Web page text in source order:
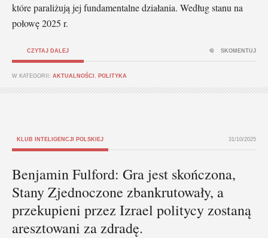
które paraliżują jej fundamentalne działania. Według stanu na
połowę 2025 r.
CZYTAJ DALEJ
W KATEGORII: AKTUALNOŚCI POLITYKA
SKOMENTUJ
KLUB INTELIGENCJI POLSKIEJ 31/10/2025
Benjamin Fulford: Gra jest skończona,
Stany Zjednoczone zbankrutowały, a
przekupieni przez Izrael politycy zostaną
aresztowani za zdradę.